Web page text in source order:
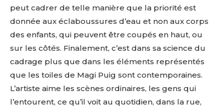
Adresse email*
peut cadrer de telle manière que la priorité est
donnée aux éclaboussures d’eau et non aux corps
des enfants, qui peuvent être coupés en haut, ou
sur les côtés. Finalement, c’est dans sa science du
cadrage plus que dans les éléments représentés
que les toiles de Magi Puig sont contemporaines.
L’artiste aime les scènes ordinaires, les gens qui
l’entourent, ce qu’il voit au quotidien, dans la rue,